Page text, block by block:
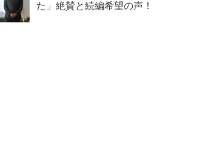
た」絶賛と続編希望の声！